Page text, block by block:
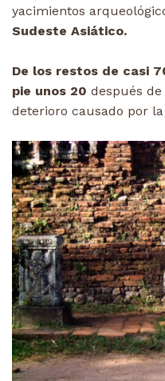
yacimientos
Sudeste Asiático.
De los restos de casi
pie unos 20 después
deterioro causado por la